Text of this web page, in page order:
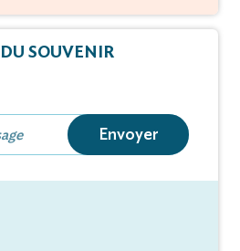
SOUVENIR
Envoyer